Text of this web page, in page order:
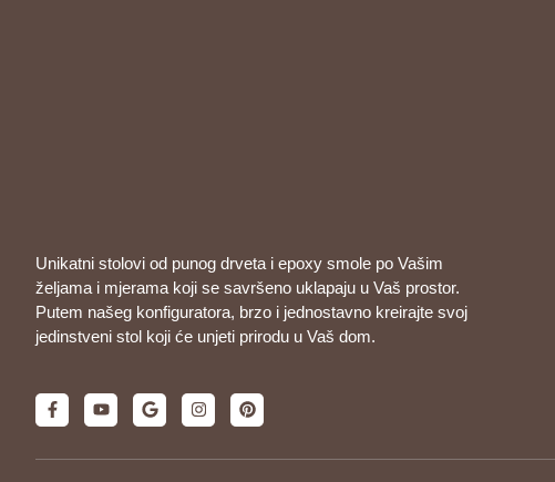
Unikatni stolovi od punog drveta i epoxy smole po Vašim
željama i mjerama koji se savršeno uklapaju u Vaš prostor.
Putem našeg konfiguratora, brzo i jednostavno kreirajte svoj
jedinstveni stol koji će unjeti prirodu u Vaš dom.